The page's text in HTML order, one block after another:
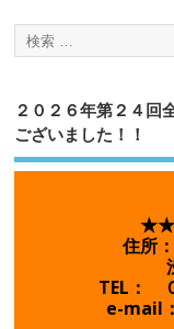
２０２６年第２４
ございました！！
★★
住所
TEL：
e-mail